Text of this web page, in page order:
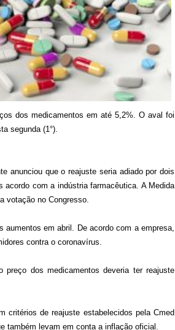
dos medicamentos em até 5,2%. O aval foi
segunda (1°).
anunciou que o reajuste seria adiado por dois
com a indústria farmacêutica. A Medida
votação no Congresso.
aumentos em abril. De acordo com a empresa,
contra o coronavírus.
dos medicamentos deveria ter reajuste
critérios de reajuste estabelecidos pela Cmed
também levam em conta a inflação oficial.